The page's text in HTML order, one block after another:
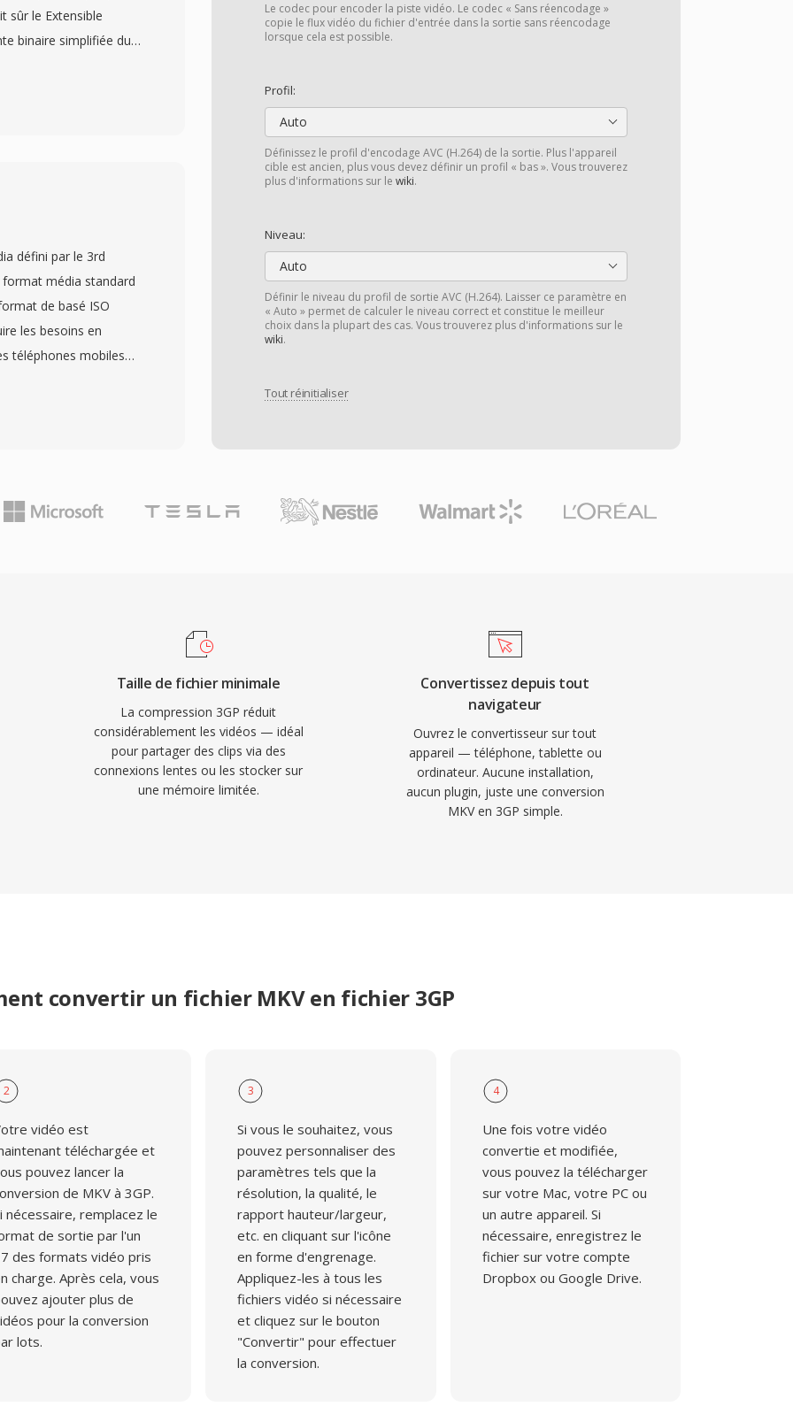
Le codec pour encoder la piste vidéo. Le codec « Sans réencodage »
copie le flux vidéo du fichier d'entrée dans la sortie sans réencodage
lorsque cela est possible.
Profil:
Auto
Définissez le profil d'encodage AVC (H.264) de la sortie. Plus l'appareil
cible est ancien, plus vous devez définir un profil « bas ». Vous trouverez
plus d'informations sur le wiki.
Niveau:
Auto
Définir le niveau du profil de sortie AVC (H.264). Laisser ce paramètre en
« Auto » permet de calculer le niveau correct et constitue le meilleur
choix dans la plupart des cas. Vous trouverez plus d'informations sur le
wiki.
Tout réinitialiser
sûr le Extensible
binaire simplifiée du
avec les
dès formats
Le MKV prend
les pieces
sous-titres styles) et
l&#039;un dès
disponibles. La
peut
dans un seul
défini par le 3rd
média standard
de basé ISO
les besoins en
téléphones mobiles
et lire
les vitesses de
dès contraintes
Le 3GP prend en
et inclut dès
fixes au sein du
tout
3GP
modernes privilégient
avancés, les fichiers
Taille de fichier minimale
La compression 3GP réduit
considérablement les vidéos — idéal
pour partager des clips via des
connexions lentes ou les stocker sur
une mémoire limitée.
Convertissez depuis tout
navigateur
Ouvrez le convertisseur sur tout
appareil — téléphone, tablette ou
ordinateur. Aucune installation,
aucun plugin, juste une conversion
MKV en 3GP simple.
convertir un fichier MKV en fichier 3GP
2
vidéo est
téléchargée et
pouvez lancer la
de MKV à 3GP.
nécessaire, remplacez le
de sortie par l'un
des formats vidéo pris
charge. Après cela, vous
ajouter plus de
pour la conversion
lots.
3
Si vous le souhaitez, vous
pouvez personnaliser des
paramètres tels que la
résolution, la qualité, le
rapport hauteur/largeur,
etc. en cliquant sur l'icône
en forme d'engrenage.
Appliquez-les à tous les
fichiers vidéo si nécessaire
et cliquez sur le bouton
"Convertir" pour effectuer
la conversion.
4
Une fois votre vidéo
convertie et modifiée,
vous pouvez la télécharger
sur votre Mac, votre PC ou
un autre appareil. Si
nécessaire, enregistrez le
fichier sur votre compte
Dropbox ou Google Drive.